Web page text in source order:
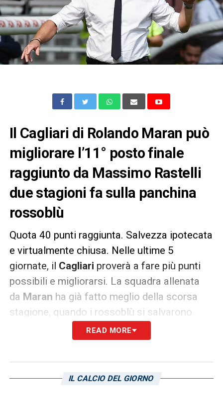
Il Cagliari di Rolando Maran può
migliorare l’11° posto finale
raggiunto da Massimo Rastelli
due stagioni fa sulla panchina
rossoblù
Quota 40 punti raggiunta. Salvezza ipotecata
e virtualmente chiusa. Nelle ultime 5
giornate, il Cagliari proverà a fare più punti
possibili e migliorarsi. La squadra allenata
da Maran ha già fatto meglio della scorsa
stagione, quando i rossoblù si salvarono
all’ultima giornata e chiuso il campionato a
39 punti. Ora nel mirino c’è la stagione
Serie A. QuelCagliari, con i 16 gol di Marco
READ MORE
IL CALCIO DEL GIORNO